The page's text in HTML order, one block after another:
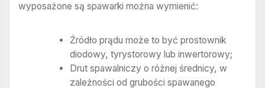
wyposażone są spawarki można wymienić:
Źródło prądu może to być prostownik
diodowy, tyrystorowy lub inwertorowy;
Drut spawalniczy o różnej średnicy, w
zależności od grubości spawanego